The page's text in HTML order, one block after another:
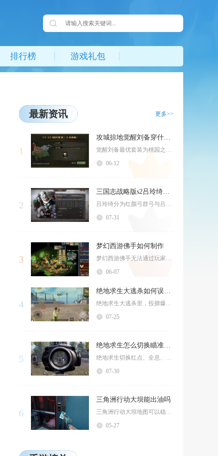
排行榜 游戏礼包
最新资讯 更多>>
1
攻城掠地觉醒刘备穿什么套装
觉醒刘备最优套装为桃园之誓，过渡期首选真霸下，次选真驱虎或凤凰套装，词条以强防、掌控、血量...
06-12
2
三国志战略版s2吕玲绮带什么
吕玲绮分为红颜弓群弓与吕布父女骑两套主流体系，战法、兵书与装备优先围绕主动战法高频释放来搭...
07-31
3
梦幻西游佛手如何制作
梦幻西游佛手无法通过玩家技能制作，只能在系统药店直接购买，是恢复20点魔法值的基础一级药品...
06-07
4
绝地求生大逃杀如何误伤队友
绝地求生大逃杀里，投掷爆炸物、近战道具、载具连锁伤害、油桶引爆、燃烧道具、近距离乱枪扫射是...
07-25
5
绝地求生怎么切换瞄准器形状
绝地求生切换红点、全息、二倍镜瞄准器形状分为对局内快捷键实时切换和大厅设置永久保存两种方式...
07-30
6
三角洲行动大坝能出油吗
三角洲行动大坝地图可以稳定产出油类物资，是对局内获取燃油、原油类道具的核心区域之一，不同区...
05-27